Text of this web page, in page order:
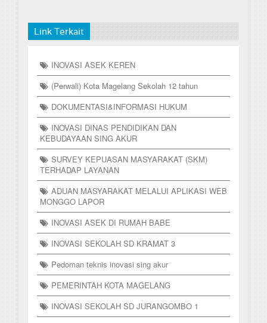
Link Terkait
INOVASI ASEK KEREN
(Perwali) Kota Magelang Sekolah 12 tahun
DOKUMENTASI&INFORMASI HUKUM
INOVASI DINAS PENDIDIKAN DAN
KEBUDAYAAN SING AKUR
SURVEY KEPUASAN MASYARAKAT (SKM)
TERHADAP LAYANAN
ADUAN MASYARAKAT MELALUI APLIKASI WEB
MONGGO LAPOR
INOVASI ASEK DI RUMAH BABE
INOVASI SEKOLAH SD KRAMAT 3
Pedoman teknis inovasi sing akur
PEMERINTAH KOTA MAGELANG
INOVASI SEKOLAH SD JURANGOMBO 1